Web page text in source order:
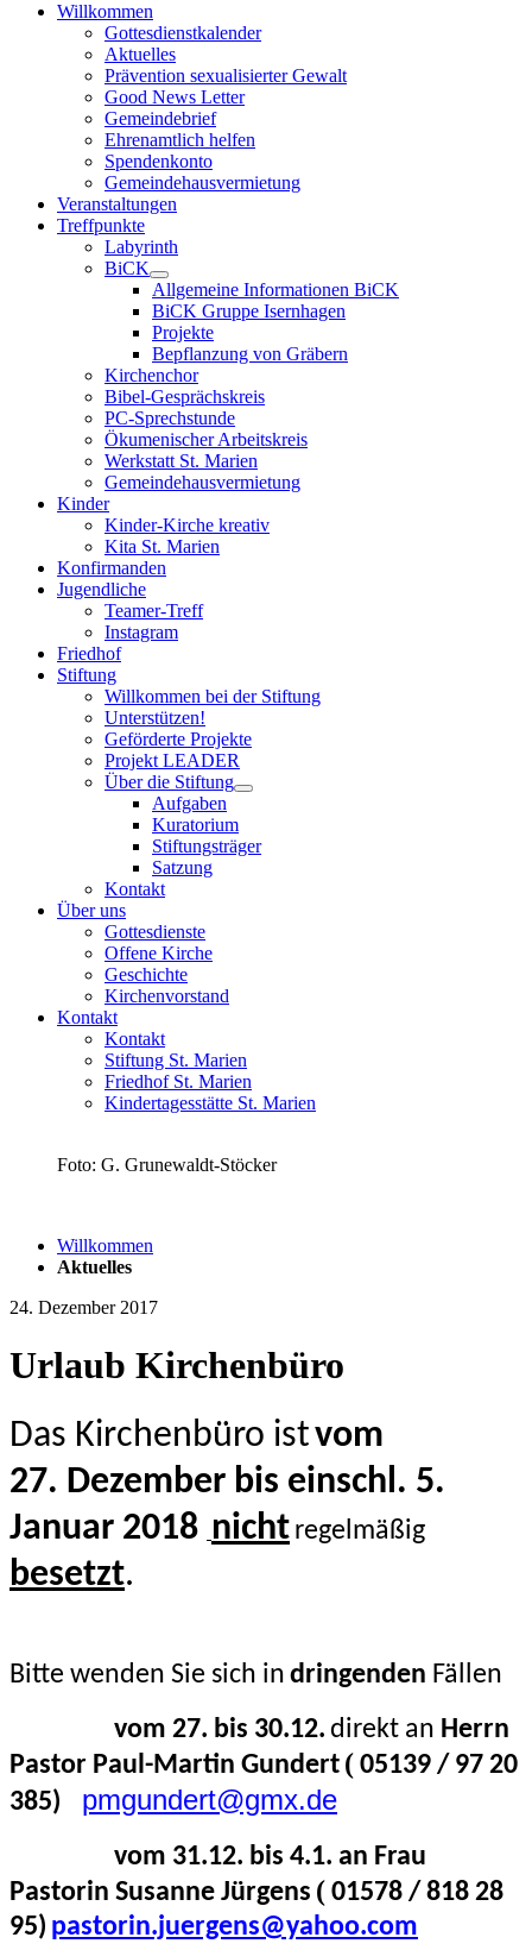
Willkommen
Gottesdienstkalender
Aktuelles
Prävention sexualisierter Gewalt
Good News Letter
Gemeindebrief
Ehrenamtlich helfen
Spendenkonto
Gemeindehausvermietung
Veranstaltungen
Treffpunkte
Labyrinth
BiCK
Allgemeine Informationen BiCK
BiCK Gruppe Isernhagen
Projekte
Bepflanzung von Gräbern
Kirchenchor
Bibel-Gesprächskreis
PC-Sprechstunde
Ökumenischer Arbeitskreis
Werkstatt St. Marien
Gemeindehausvermietung
Kinder
Kinder-Kirche kreativ
Kita St. Marien
Konfirmanden
Jugendliche
Teamer-Treff
Instagram
Friedhof
Stiftung
Willkommen bei der Stiftung
Unterstützen!
Geförderte Projekte
Projekt LEADER
Über die Stiftung
Aufgaben
Kuratorium
Stiftungsträger
Satzung
Kontakt
Über uns
Gottesdienste
Offene Kirche
Geschichte
Kirchenvorstand
Kontakt
Kontakt
Stiftung St. Marien
Friedhof St. Marien
Kindertagesstätte St. Marien
Foto: G. Grunewaldt-Stöcker
Willkommen
Aktuelles
24. Dezember 2017
Urlaub Kirchenbüro
Das Kirchenbüro istvom
27. Dezember bis einschl. 5.
Januar 2018 nicht regelmäßig
besetzt.
Bitte wenden Sie sich in dringenden Fällen
vom 27. bis 30.12. direkt an Herrn
Pastor Paul-Martin Gundert ( 05139 / 97 20
385)
pmgundert@gmx.de
vom 31.12. bis 4.1. an Frau
Pastorin Susanne Jürgens ( 01578 / 818 28
95) pastorin.juergens@yahoo.com